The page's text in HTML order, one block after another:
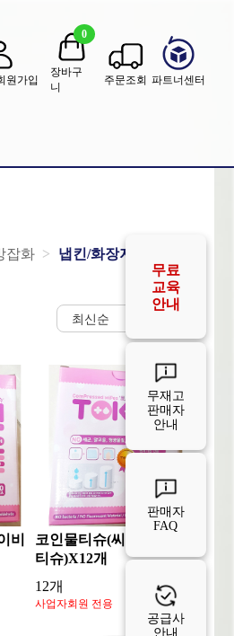
원가입
0
장바구
니
주문조회 파트너센터
무료
교육
안내
무재고
판매자
안내
판매자
FAQ
공급사
안내
잡화 냅킨/화장지/물티슈
비
코인물티슈(씨씨 베이비
티슈)X12개
12개
사업자회원 전용